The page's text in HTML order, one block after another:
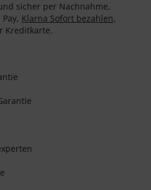
sicher per Nachnahme,
Klarna Sofort bezahlen,
Kreditkarte.